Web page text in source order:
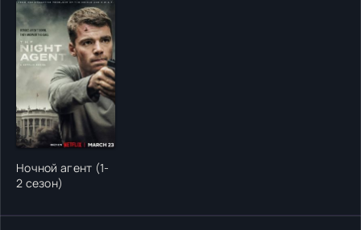
Ночной агент (1-
2 сезон)